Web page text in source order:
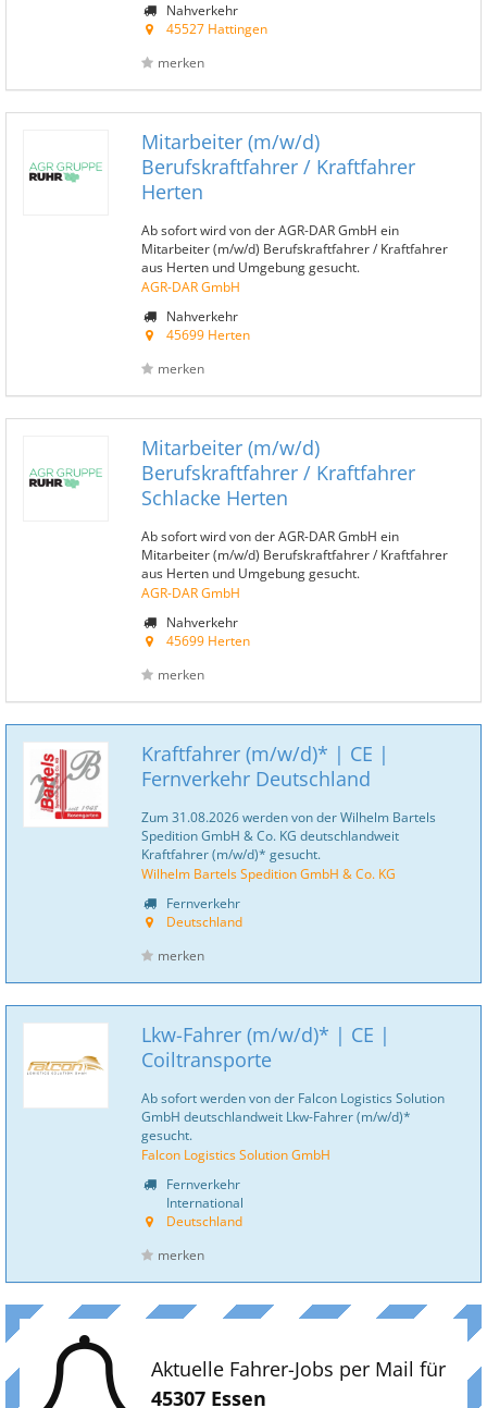
Nahverkehr
45527 Hattingen
merken
Mitarbeiter (m/w/d)
Berufskraftfahrer / Kraftfahrer
Herten
Ab sofort wird von der AGR-DAR GmbH ein
Mitarbeiter (m/w/d) Berufskraftfahrer / Kraftfahrer
aus Herten und Umgebung gesucht.
AGR-DAR GmbH
Nahverkehr
45699 Herten
merken
Mitarbeiter (m/w/d)
Berufskraftfahrer / Kraftfahrer
Schlacke Herten
Ab sofort wird von der AGR-DAR GmbH ein
Mitarbeiter (m/w/d) Berufskraftfahrer / Kraftfahrer
aus Herten und Umgebung gesucht.
AGR-DAR GmbH
Nahverkehr
45699 Herten
merken
Kraftfahrer (m/w/d)* | CE |
Fernverkehr Deutschland
Zum 31.08.2026 werden von der Wilhelm Bartels
Spedition GmbH & Co. KG deutschlandweit
Kraftfahrer (m/w/d)* gesucht.
Wilhelm Bartels Spedition GmbH & Co. KG
Fernverkehr
Deutschland
merken
Lkw-Fahrer (m/w/d)* | CE |
Coiltransporte
Ab sofort werden von der Falcon Logistics Solution
GmbH deutschlandweit Lkw-Fahrer (m/w/d)*
gesucht.
Falcon Logistics Solution GmbH
Fernverkehr
International
Deutschland
merken
Aktuelle Fahrer-Jobs per Mail für
45307 Essen